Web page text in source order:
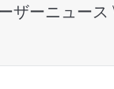
ザーニュー